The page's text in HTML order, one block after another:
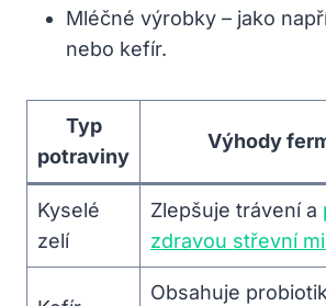
Mléčné výrobky – jako
nebo kefír.
Typ
potraviny
Výhody
Kyselé
zelí
Zlepšuje trávení a
zdravou střevní
Obsahuje